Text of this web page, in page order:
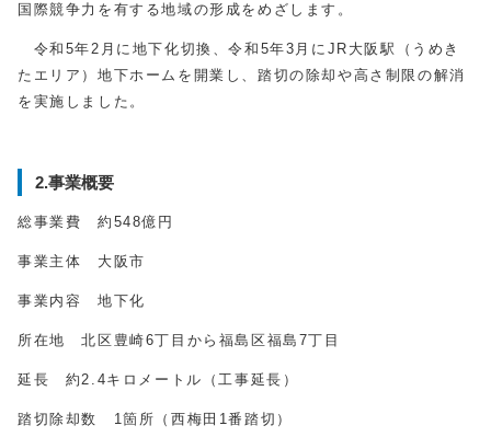
国際競争力を有する地域の形成をめざします。
令和5年2月に地下化切換、令和5年3月にJR大阪駅（うめき
たエリア）地下ホームを開業し、踏切の除却や高さ制限の解消
を実施しました。
2.事業概要
総事業費 約548億円
事業主体 大阪市
事業内容 地下化
所在地 北区豊崎6丁目から福島区福島7丁目
延長 約2.4キロメートル（工事延長）
踏切除却数 1箇所（西梅田1番踏切）